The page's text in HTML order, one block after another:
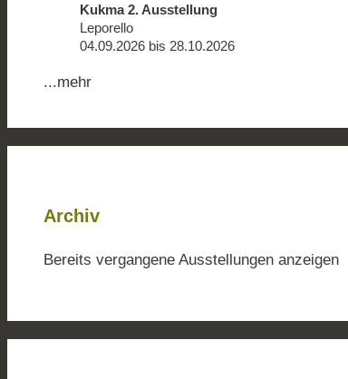
Kukma 2. Ausstellung
Leporello
04.09.2026 bis 28.10.2026
...mehr
Archiv
Bereits vergangene Ausstellungen anzeigen